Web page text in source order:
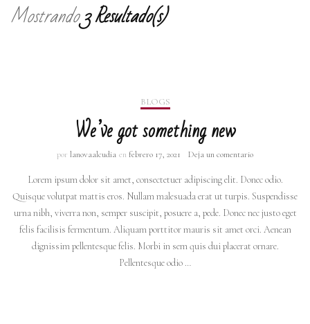
Mostrando3 Resultado(s)
BLOGS
We’ve got something new
por lanovaalcudia en febrero 17, 2021 Deja un comentario
Lorem ipsum dolor sit amet, consectetuer adipiscing elit. Donec odio.
Quisque volutpat mattis eros. Nullam malesuada erat ut turpis. Suspendisse
urna nibh, viverra non, semper suscipit, posuere a, pede. Donec nec justo eget
felis facilisis fermentum. Aliquam porttitor mauris sit amet orci. Aenean
dignissim pellentesque felis. Morbi in sem quis dui placerat ornare.
Pellentesque odio …